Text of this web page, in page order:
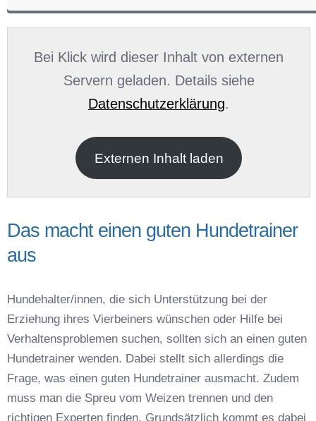
Anschrift
Bei Klick wird dieser Inhalt von externen
Servern geladen. Details siehe
Datenschutzerklärung.
Externen Inhalt laden
Das macht einen guten Hundetrainer
aus
Hundehalter/innen, die sich Unterstützung bei der
Erziehung ihres Vierbeiners wünschen oder Hilfe bei
Verhaltensproblemen suchen, sollten sich an einen guten
Hundetrainer wenden. Dabei stellt sich allerdings die
Frage, was einen guten Hundetrainer ausmacht. Zudem
muss man die Spreu vom Weizen trennen und den
richtigen Experten finden. Grundsätzlich kommt es dabei